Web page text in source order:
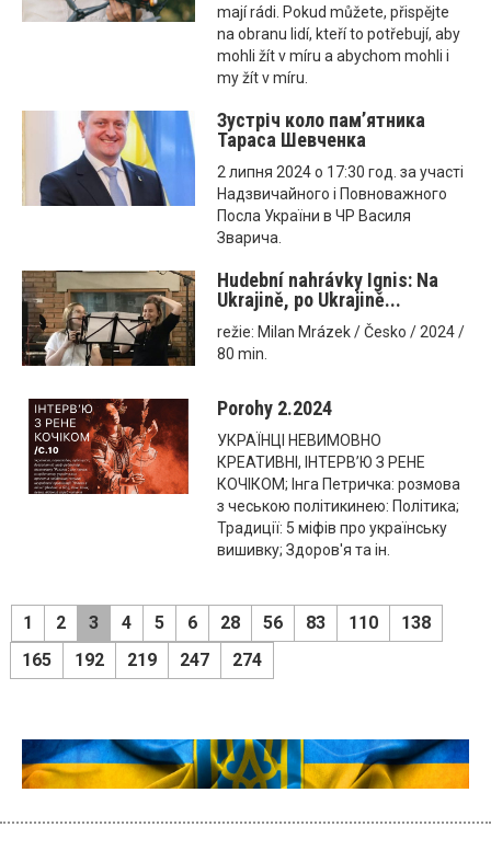
mají rádi. Pokud můžete, přispějte
na obranu lidí, kteří to potřebují, aby
mohli žít v míru a abychom mohli i
my žít v míru.
Зустріч коло пам’ятника
Тараса Шевченка
2 липня 2024 о 17:30 год. за участі
Надзвичайного і Повноважного
Посла України в ЧР Василя
Зварича.
Hudební nahrávky Ignis: Na
Ukrajině, po Ukrajině...
režie: Milan Mrázek / Česko / 2024 /
80 min.
Porohy 2.2024
УКРАЇНЦІ НЕВИМОВНО
КРЕАТИВНІ, ІНТЕРВ’Ю З РЕНЕ
КОЧІКОМ; Інга Петричка: розмова
з чеською політикинею: Політика;
Традиції: 5 міфів про українську
вишивку; Здоров'я та ін.
1 2 3 4 5 6 28 56 83 110
138
165
192 219 247 274